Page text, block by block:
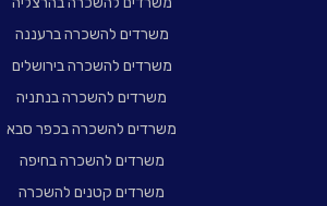
משרדים להשכרה ברעננה
משרדים להשכרה בירושלים
משרדים להשכרה בנתניה
משרדים להשכרה בכפר סבא
משרדים להשכרה בחיפה
משרדים קטנים להשכרה